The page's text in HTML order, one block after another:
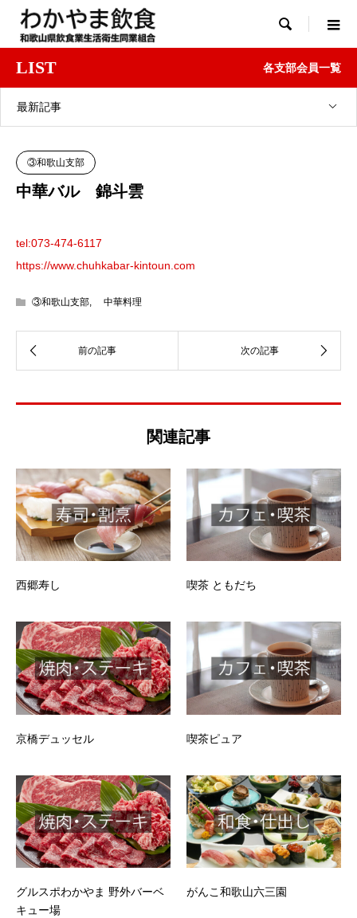

LIST 各支部会員一覧
最新記事
③和歌山支部
中華バル 錦斗雲
tel:073-474-6117
https://www.chuhkabar-kintoun.com
③和歌山支部, 中華料理
関連記事
西郷寿し 喫茶 ともだち
京橋デュッセル 喫茶ピュア
グルスポわかやま 野外バーベ
キュー場
がんこ和歌山六三園